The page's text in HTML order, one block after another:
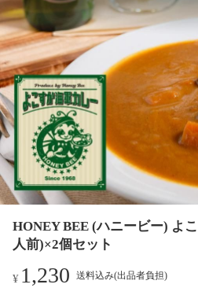
HONEY BEE (ハニービー) よ
人前)×2個セット
¥ 1,230 送料込み(出品者負担)